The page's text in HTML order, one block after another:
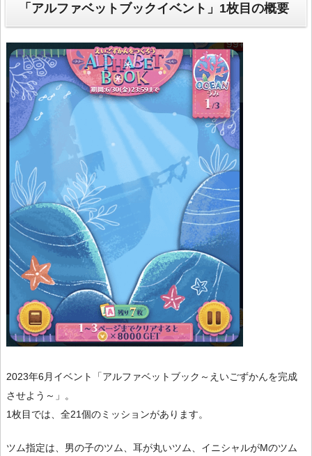
「アルファベットブックイベント」1枚目の概要
2023年6月イベント「アルファベットブック～えいごずかんを完成
させよう～」。
1枚目では、全21個のミッションがあります。
ツム指定は、男の子のツム、耳が丸いツム、イニシャルがMのツム